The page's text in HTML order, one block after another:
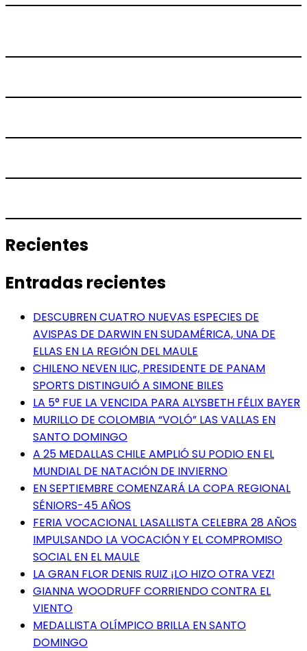
Recientes
Entradas recientes
DESCUBREN CUATRO NUEVAS ESPECIES DE
AVISPAS DE DARWIN EN SUDAMÉRICA, UNA DE
ELLAS EN LA REGIÓN DEL MAULE
CHILENO NEVEN ILIC, PRESIDENTE DE PANAM
SPORTS DISTINGUIÓ A SIMONE BILES
LA 5° FUE LA VENCIDA PARA ALYSBETH FÉLIX BAYER
MURILLO DE COLOMBIA “VOLÓ” LAS VALLAS EN
SANTO DOMINGO
A 25 MEDALLAS CHILE AMPLIÓ SU PODIO EN EL
MUNDIAL DE NATACIÓN DE INVIERNO
EN SEPTIEMBRE COMENZARÁ LA COPA REGIONAL
SÉNIORS-45 AÑOS
FERIA VOCACIONAL LASALLISTA CELEBRA 28 AÑOS
IMPULSANDO LA VOCACIÓN Y EL COMPROMISO
SOCIAL EN EL MAULE
LA GRAN FLOR DENIS RUIZ ¡LO HIZO OTRA VEZ!
GIANNA WOODRUFF CORRIENDO CONTRA EL
VIENTO
MEDALLISTA OLÍMPICO BRILLA EN SANTO
DOMINGO